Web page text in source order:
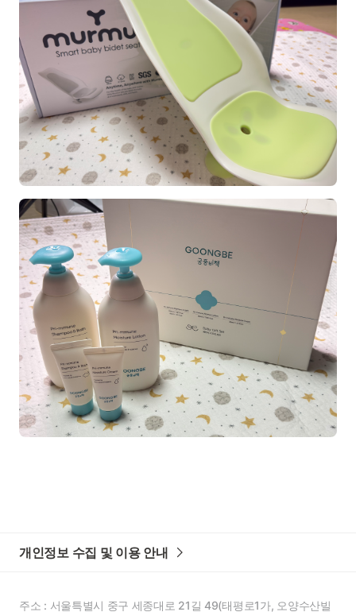
개인정보 수집 및 이용 안내
주소 : 서울특별시 중구 세종대로 21길 49(태평로1가, 오양수산빌